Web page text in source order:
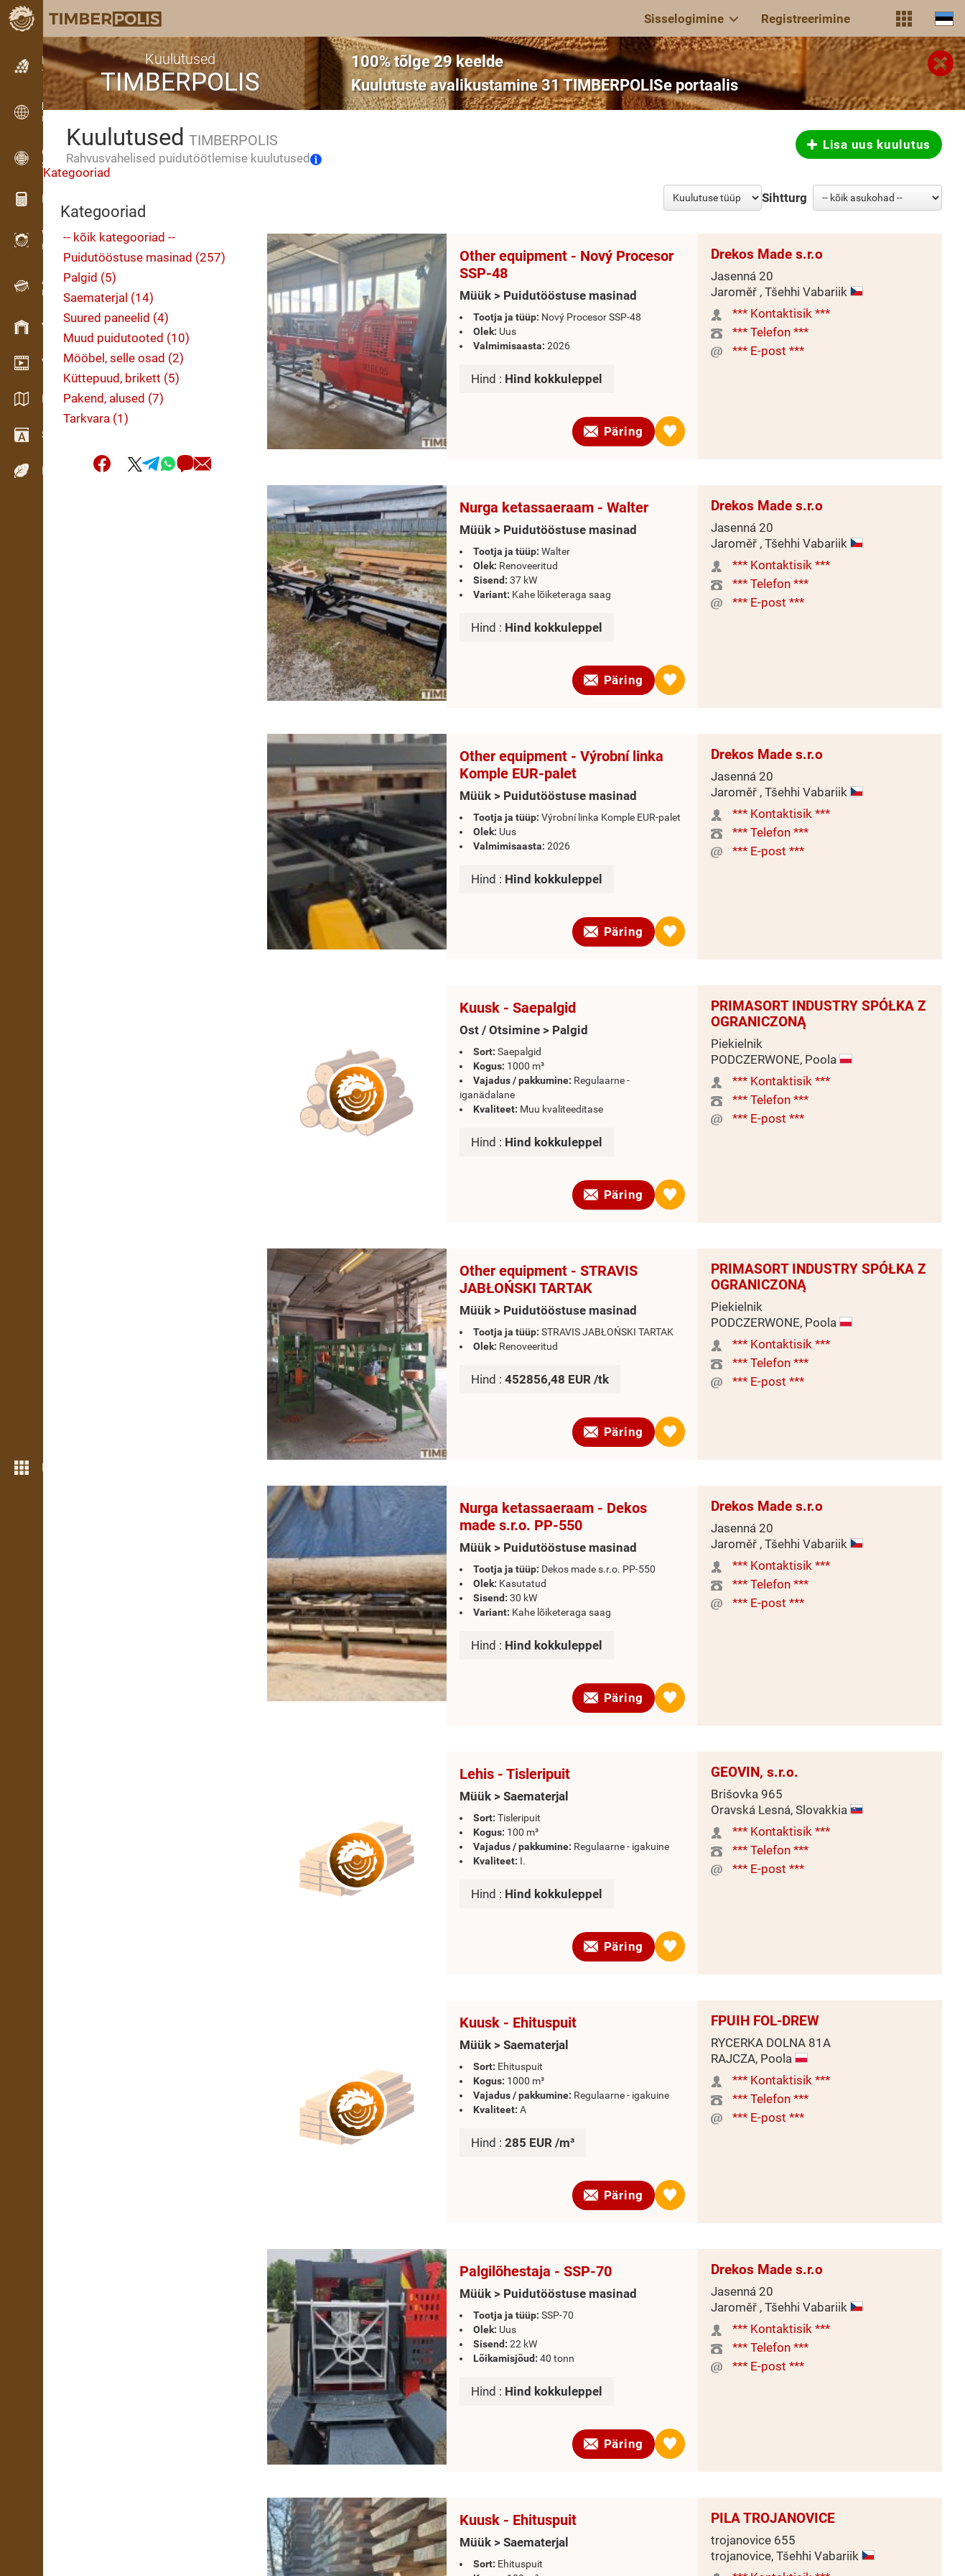
Sisselogimine Registreerimine
Kuulutused
Tekstkuulutused
Kuulutused
Rahvusvahelised kuulutused
OPTI-TIMB
Saekavad
Puidu kalkulaatorid
WoodProfi
Puidumaht AI-ga
Andmesalvesti
Puidu inventuur välitöödel
Varude haldamine
Videogalerii
Kataloogid / Brošüürid
Sõnastik
Puiduliigid
Rohkem funktsioone
Kuulutused
TIMBERPOLIS
100% tõlge 29 keelde
Kuulutuste avalikustamine 31 TIMBERPOLISe portaalis
Kuulutused TIMBERPOLIS
Rahvusvahelised puidutöötlemise kuulutused
Lisa uus kuulutus
Kategooriad
Kategooriad
-- kõik kategooriad --
Puidutööstuse masinad (257)
Palgid (5)
Saematerjal (14)
Suured paneelid (4)
Muud puidutooted (10)
Mööbel, selle osad (2)
Küttepuud, brikett (5)
Pakend, alused (7)
Tarkvara (1)
Sihtturg
Other equipment - Nový Procesor
SSP-48
Müük > Puidutööstuse masinad
Tootja ja tüüp: Nový Procesor SSP-48
Olek: Uus
Valmimisaasta: 2026
Hind : Hind kokkuleppel
Päring
Drekos Made s.r.o
Jasenná 20
Jaroměř , Tšehhi Vabariik
*** Kontaktisik ***
*** Telefon ***
*** E-post ***
Nurga ketassaeraam - Walter
Müük > Puidutööstuse masinad
Tootja ja tüüp: Walter
Olek: Renoveeritud
Sisend: 37 kW
Variant: Kahe lõiketeraga saag
Hind : Hind kokkuleppel
Päring
Drekos Made s.r.o
Jasenná 20
Jaroměř , Tšehhi Vabariik
*** Kontaktisik ***
*** Telefon ***
*** E-post ***
Other equipment - Výrobní linka
Komple EUR-palet
Müük > Puidutööstuse masinad
Tootja ja tüüp: Výrobní linka Komple EUR-palet
Olek: Uus
Valmimisaasta: 2026
Hind : Hind kokkuleppel
Päring
Drekos Made s.r.o
Jasenná 20
Jaroměř , Tšehhi Vabariik
*** Kontaktisik ***
*** Telefon ***
*** E-post ***
Kuusk - Saepalgid
Ost / Otsimine > Palgid
Sort: Saepalgid
Kogus: 1000 m³
Vajadus / pakkumine: Regulaarne -
iganädalane
Kvaliteet: Muu kvaliteeditase
Hind : Hind kokkuleppel
Päring
PRIMASORT INDUSTRY SPÓŁKA Z
OGRANICZONĄ
Piekielnik
PODCZERWONE, Poola
*** Kontaktisik ***
*** Telefon ***
*** E-post ***
Other equipment - STRAVIS
JABŁOŃSKI TARTAK
Müük > Puidutööstuse masinad
Tootja ja tüüp: STRAVIS JABŁOŃSKI TARTAK
Olek: Renoveeritud
Hind : 452856,48 EUR /tk
Päring
PRIMASORT INDUSTRY SPÓŁKA Z
OGRANICZONĄ
Piekielnik
PODCZERWONE, Poola
*** Kontaktisik ***
*** Telefon ***
*** E-post ***
Nurga ketassaeraam - Dekos
made s.r.o. PP-550
Müük > Puidutööstuse masinad
Tootja ja tüüp: Dekos made s.r.o. PP-550
Olek: Kasutatud
Sisend: 30 kW
Variant: Kahe lõiketeraga saag
Hind : Hind kokkuleppel
Päring
Drekos Made s.r.o
Jasenná 20
Jaroměř , Tšehhi Vabariik
*** Kontaktisik ***
*** Telefon ***
*** E-post ***
Lehis - Tisleripuit
Müük > Saematerjal
Sort: Tisleripuit
Kogus: 100 m³
Vajadus / pakkumine: Regulaarne - igakuine
Kvaliteet: I.
Hind : Hind kokkuleppel
Päring
GEOVIN, s.r.o.
Brišovka 965
Oravská Lesná, Slovakkia
*** Kontaktisik ***
*** Telefon ***
*** E-post ***
Kuusk - Ehituspuit
Müük > Saematerjal
Sort: Ehituspuit
Kogus: 1000 m³
Vajadus / pakkumine: Regulaarne - igakuine
Kvaliteet: A
Hind : 285 EUR /m³
Päring
FPUIH FOL-DREW
RYCERKA DOLNA 81A
RAJCZA, Poola
*** Kontaktisik ***
*** Telefon ***
*** E-post ***
Palgilõhestaja - SSP-70
Müük > Puidutööstuse masinad
Tootja ja tüüp: SSP-70
Olek: Uus
Sisend: 22 kW
Lõikamisjõud: 40 tonn
Hind : Hind kokkuleppel
Päring
Drekos Made s.r.o
Jasenná 20
Jaroměř , Tšehhi Vabariik
*** Kontaktisik ***
*** Telefon ***
*** E-post ***
Kuusk - Ehituspuit
Müük > Saematerjal
Sort: Ehituspuit
PILA TROJANOVICE
trojanovice 655
trojanovice, Tšehhi Vabariik